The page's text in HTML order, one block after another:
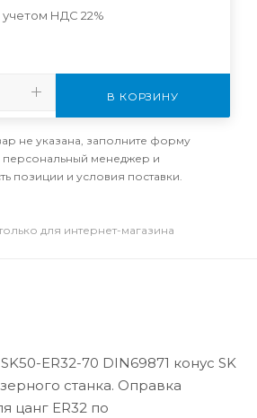
учетом НДС 22%
В КОРЗИНУ
не указана, заполните форму
персональный менеджер и
позиции и условия поставки.
для интернет-магазина
ER32-70 DIN69871 конус SK
станка. Оправка
цанг ER32 по